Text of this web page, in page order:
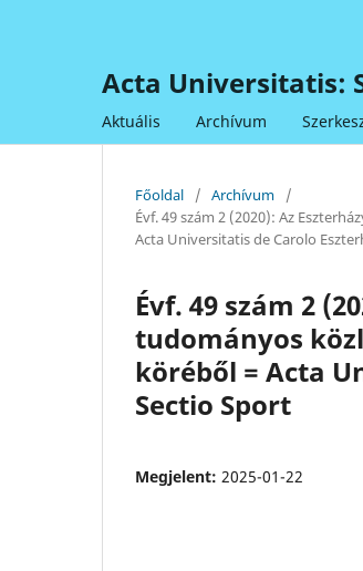
Acta Universitatis:
Aktuális Archívum
Főoldal / Archívum
/
Évf. 49 szám 2 (2020): Az
Acta Universitatis de Carolo
Évf. 49 szám 2
tudományos
köréből = Acta
Sectio Sport
Megjelent: 2025-01-22